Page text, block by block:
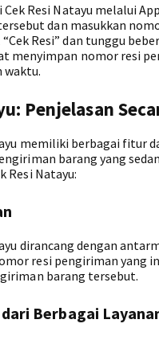
Cek Resi Natayu melalui
dan masukkan
Resi” dan tunggu
menyimpan nomor resi
waktu.
Penjelasan
memiliki berbagai fitur
barang yang
Resi Natayu:
dirancang dengan
resi pengiriman yang
barang tersebut.
Berbagai